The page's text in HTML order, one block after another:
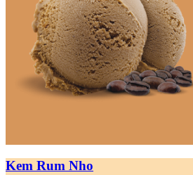
Kem Rum Nho